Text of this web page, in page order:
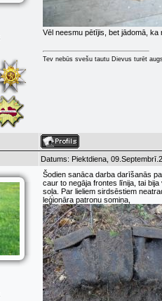
Vēl neesmu pētījis, bet jādomā,
Tev nebūs svešu tautu Dievus turēt
Datums: Piektdiena,
Šodien sanāca darba darīšanās
caur to negāja frontes līnija, tai
soļa. Par lieliem sirdsēstiem
leģionāra patronu somiņa,